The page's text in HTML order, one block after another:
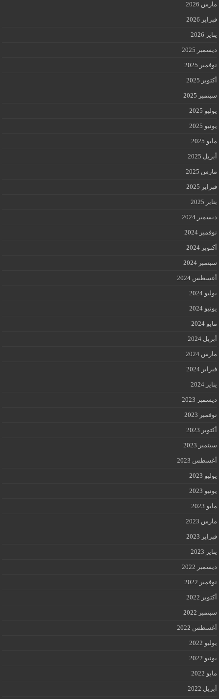
مارس 2026
فبراير 2026
يناير 2026
ديسمبر 2025
نوفمبر 2025
أكتوبر 2025
سبتمبر 2025
يوليو 2025
يونيو 2025
مايو 2025
أبريل 2025
مارس 2025
فبراير 2025
يناير 2025
ديسمبر 2024
نوفمبر 2024
أكتوبر 2024
سبتمبر 2024
أغسطس 2024
يوليو 2024
يونيو 2024
مايو 2024
أبريل 2024
مارس 2024
فبراير 2024
يناير 2024
ديسمبر 2023
نوفمبر 2023
أكتوبر 2023
سبتمبر 2023
أغسطس 2023
يوليو 2023
يونيو 2023
مايو 2023
مارس 2023
فبراير 2023
يناير 2023
ديسمبر 2022
نوفمبر 2022
أكتوبر 2022
سبتمبر 2022
أغسطس 2022
يوليو 2022
يونيو 2022
مايو 2022
أبريل 2022